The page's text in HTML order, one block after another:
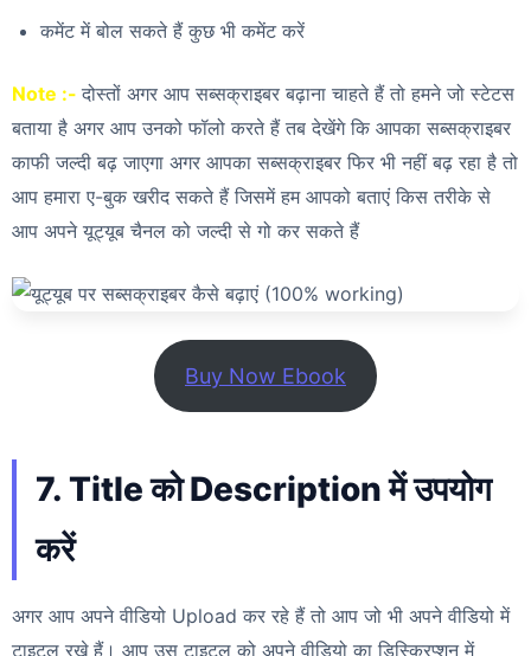
कमेंट में बोल सकते हैं कुछ भी कमेंट करें
Note :- दोस्तों अगर आप सब्सक्राइबर बढ़ाना चाहते हैं तो हमने जो स्टेटस
बताया है अगर आप उनको फॉलो करते हैं तब देखेंगे कि आपका सब्सक्राइबर
काफी जल्दी बढ़ जाएगा अगर आपका सब्सक्राइबर फिर भी नहीं बढ़ रहा है तो
आप हमारा ए-बुक खरीद सकते हैं जिसमें हम आपको बताएं किस तरीके से
आप अपने यूट्यूब चैनल को जल्दी से गो कर सकते हैं
Buy Now Ebook
7. Title को Description में उपयोग
करें
अगर आप अपने वीडियो Upload कर रहे हैं तो आप जो भी अपने वीडियो में
टाइटल रखे हैं। आप उस टाइटल को अपने वीडियो का डिस्क्रिप्शन में